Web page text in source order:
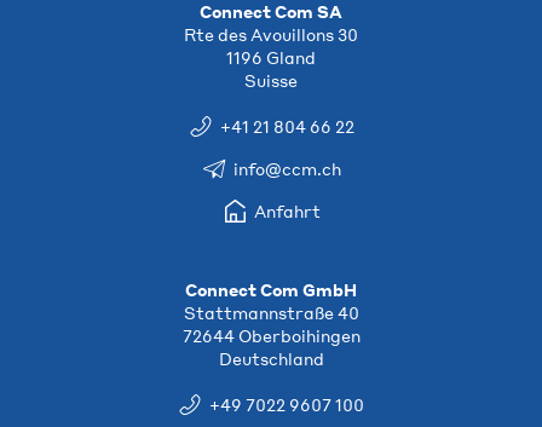
Connect Com SA
Rte des Avouillons 30
1196 Gland
Suisse
+41 21 804 66 22
info@ccm.ch
Anfahrt
Connect Com GmbH
Stattmannstraße 40
72644 Oberboihingen
Deutschland
+49 7022 9607 100